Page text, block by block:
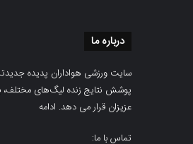
درباره ما
سایت ورزشی هواداران پدیده
پوشش نتایج زنده لیگ‌های مختلف،
عزیزان قرار می دهد. ادامه
تماس با ما: